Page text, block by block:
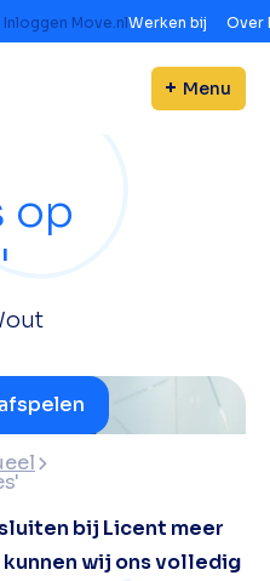
Inloggen Move.nlWerken bij Over
Menu
op
bij Licent meer
wij ons volledig